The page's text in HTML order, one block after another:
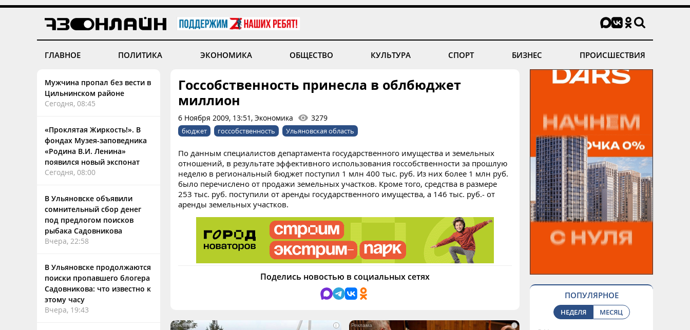
ГЛАВНОЕ ПОЛИТИКА ЭКОНОМИКА ОБЩЕСТВО КУЛЬТУРА СПОРТ БИЗНЕС ПРОИСШЕСТВИЯ
Мужчина пропал без вести в
Цильнинском районе
Сегодня, 08:45
«Проклятая Жиркость!». В
фондах Музея-заповедника
«Родина В.И. Ленина»
появился новый экспонат
Сегодня, 08:00
В Ульяновске объявили
сомнительный сбор денег
под предлогом поисков
рыбака Садовникова
Вчера, 22:58
В Ульяновске продолжаются
поиски пропавшего блогера
Садовникова: что известно к
этому часу
Вчера, 19:43
Госсобственность принесла в облбюджет
миллион
6 Ноября 2009, 13:51, Экономика 3279
бюджет госсобственность Ульяновская область
По данным специалистов департамента государственного имущества и земельных
отношений, в результате эффективного использования госсобственности за прошлую
неделю в региональный бюджет поступил 1 млн 400 тыс. руб. Из них более 1 млн руб.
было перечислено от продажи земельных участков. Кроме того, средства в размере
253 тыс. руб. поступили от аренды государственного имущества, а 146 тыс. руб.- от
аренды земельных участков.
Поделись новостью в социальных сетях
i i
ПОПУЛЯРНОЕ
НЕДЕЛЯ МЕСЯЦ